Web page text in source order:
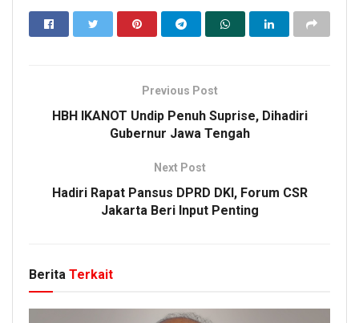
Previous Post
HBH IKANOT Undip Penuh Suprise, Dihadiri
Gubernur Jawa Tengah
Next Post
Hadiri Rapat Pansus DPRD DKI, Forum CSR
Jakarta Beri Input Penting
Berita Terkait